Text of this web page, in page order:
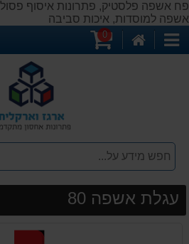
פח אשפה פלסטיק, פתרונות איסוף
אשפה למוסדות, איכות סביבה
קטגוריות
0
עגלת אשפה 80